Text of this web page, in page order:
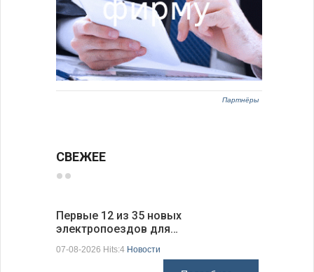
Партнёры
СВЕЖЕЕ
Первые 12 из 35 новых
электропоездов для…
07-08-2026 Hits:4 Новости